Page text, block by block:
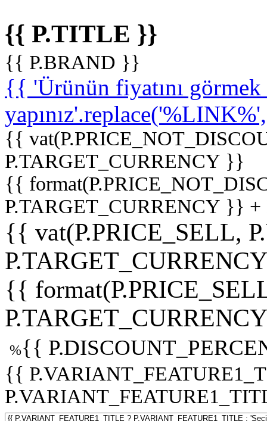
{{ P.TITLE }}
{{ P.BRAND }}
{{ 'Ürünün fiyatını
{{
P.TARGET_CURRENCY }}
{{
P.TARGET_CURRENCY }}
{{ vat(P.PRICE_SELL,
{{
%{{
{{